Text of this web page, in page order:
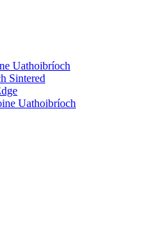
Uathoibríoch
Sintered
Uathoibríoch